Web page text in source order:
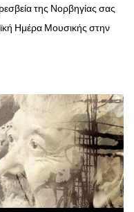
της Νορβηγίας σας
Ημέρα Μουσικής στην